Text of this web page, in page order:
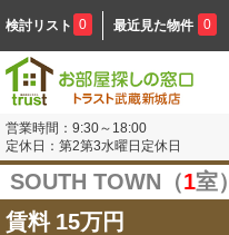
検討リスト 0 最近見た物件 0
営業時間：9:30～18:00
定休日：第2第3水曜日定休日
SOUTH TOWN（1室）
賃料 15万円